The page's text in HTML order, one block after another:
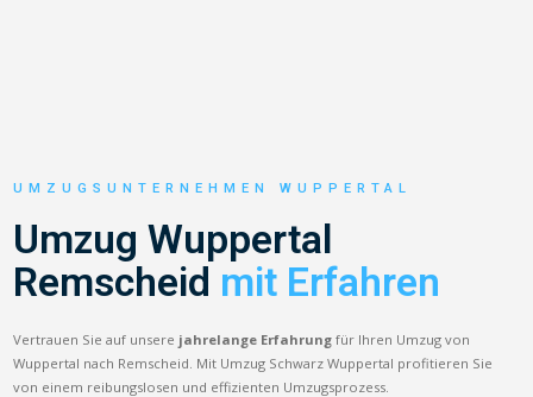
UMZUGSUNTERNEHMEN WUPPERTAL
Umzug Wuppertal
Remscheid mit Erfahren
Vertrauen Sie auf unsere jahrelange Erfahrung für Ihren Umzug von
Wuppertal nach Remscheid. Mit Umzug Schwarz Wuppertal profitieren Sie
von einem reibungslosen und effizienten Umzugsprozess.